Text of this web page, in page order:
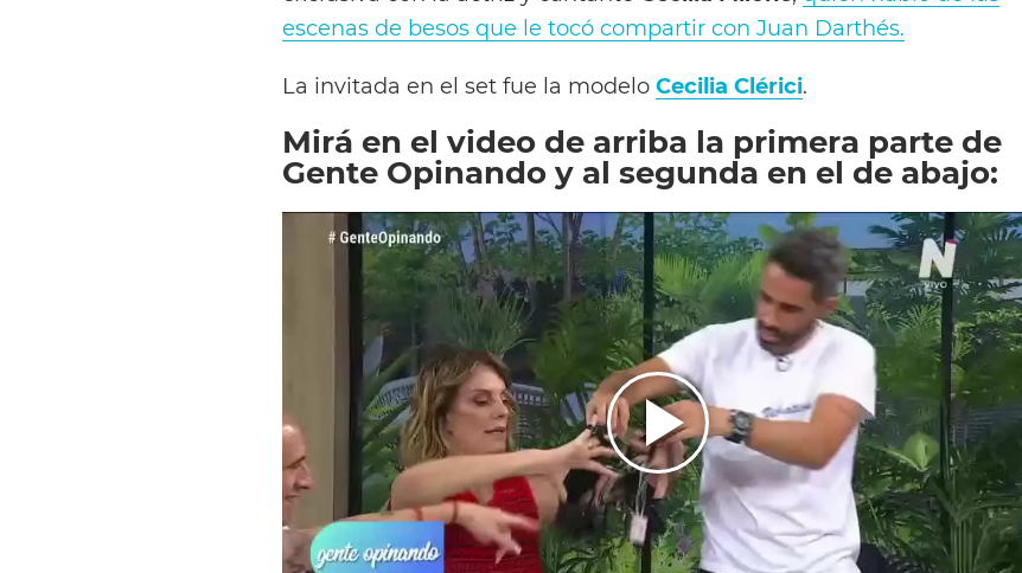
escenas de besos que le tocó compartir con Juan Darthés.
La invitada en el set fue la modelo Cecilia Clérici.
Mirá en el video de arriba la primera parte de
Gente Opinando y al segunda en el de abajo: